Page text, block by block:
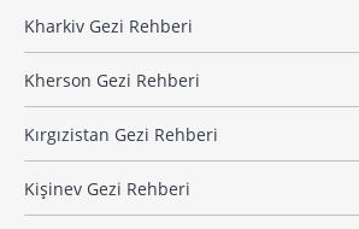
Kharkiv Gezi Rehberi
Kherson Gezi Rehberi
Kırgızistan Gezi Rehberi
Kişinev Gezi Rehberi